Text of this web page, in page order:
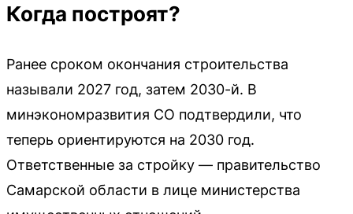
Когда построят?
Ранее сроком окончания строительства
называли 2027 год, затем 2030-й. В
минэкономразвития СО подтвердили, что
теперь ориентируются на 2030 год.
Ответственные за стройку — правительство
Самарской области в лице министерства